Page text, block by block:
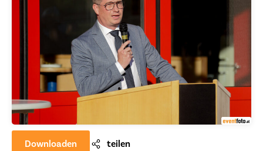
Downloaden teilen